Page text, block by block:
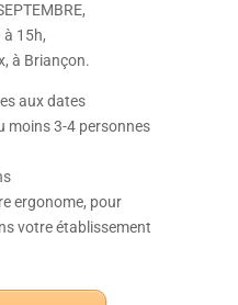
à 15h,
à Briançon.
aux dates
moins 3-4 personnes
ergonome, pour
votre établissement